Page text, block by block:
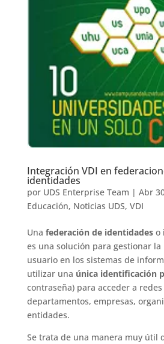
Integración VDI en
identidades
por UDS Enterprise Team | Abr
Educación, Noticias UDS, VDI
Una federación de identidadeso
es una solución para gestionar
usuario en los sistemas de
utilizar una única identificación
contraseña) para acceder a
departamentos, empresas,
entidades.
Se trata de una manera muy útil